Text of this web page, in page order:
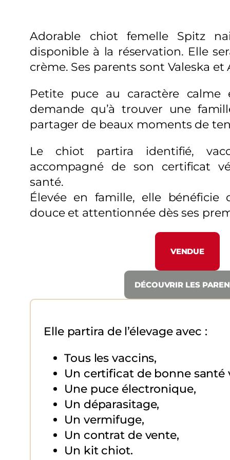
Adorable chiot femelle Spitz
disponible à la réservation. Elle
crème. Ses parents sont Valeska et
Petite puce au caractère calme
demande qu’à trouver une
partager de beaux moments de
Le chiot partira identifié,
accompagné de son certificat
santé.
Élevée en famille, elle bénéficie
douce et attentionnée dès ses
VENDUE
DÉCOUVRIR LES
Elle partira de l’élevage avec :
Tous les vaccins,
Un certificat de bonne santé
Une puce électronique,
Un déparasitage,
Un vermifuge,
Un contrat de vente,
Un kit chiot.